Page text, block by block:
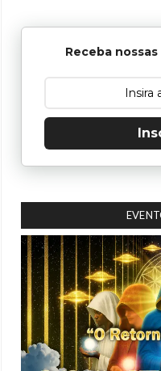
Receba